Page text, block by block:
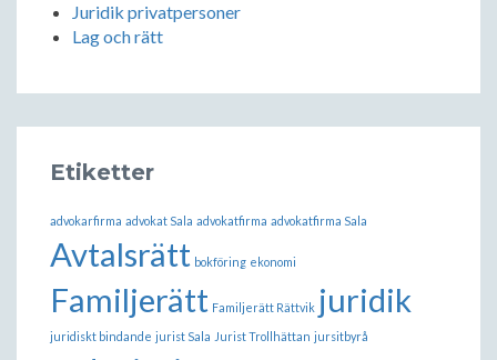
Juridik privatpersoner
Lag och rätt
Etiketter
advokarfirma advokat Sala advokatfirma advokatfirma Sala
Avtalsrätt bokföring ekonomi
Familjerätt Familjerätt Rättvik juridik
juridiskt bindande jurist Sala Jurist Trollhättan jursitbyrå